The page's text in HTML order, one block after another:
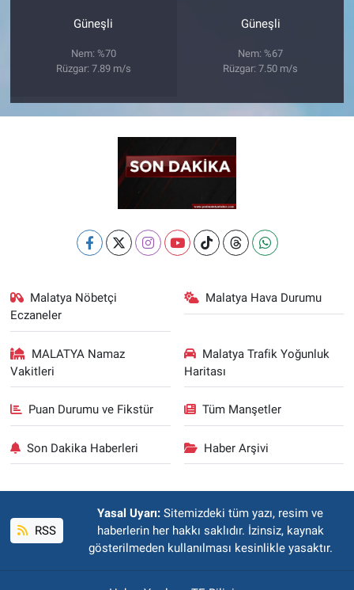
Güneşli
Nem: %70
Rüzgar: 7.89 m/s
Güneşli
Nem: %67
Rüzgar: 7.50 m/s
Malatya Nöbetçi
Eczaneler
Malatya Hava Durumu
MALATYA Namaz
Vakitleri
Malatya Trafik Yoğunluk
Haritası
Puan Durumu ve Fikstür Tüm Manşetler
Son Dakika Haberleri Haber Arşivi
RSS
Yasal Uyarı: Sitemizdeki tüm yazı, resim ve
haberlerin her hakkı saklıdır. İzinsiz, kaynak
gösterilmeden kullanılması kesinlikle yasaktır.